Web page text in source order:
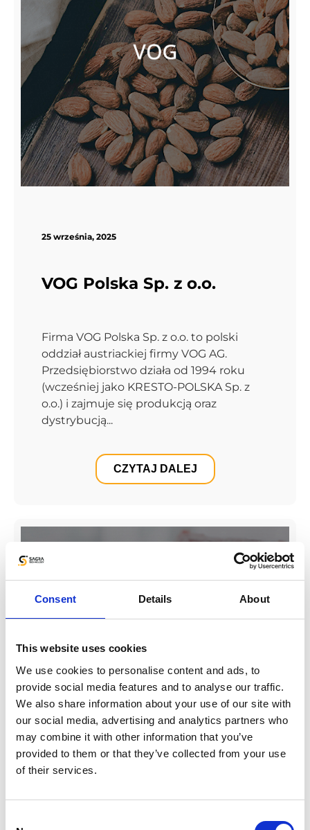
Consent Details About
This website uses cookies
We use cookies to personalise content and ads, to
provide social media features and to analyse our traffic.
We also share information about your use of our site with
our social media, advertising and analytics partners who
may combine it with other information that you’ve
provided to them or that they’ve collected from your use
of their services.
CZYTAJ DALEJ
25 września, 2025
VOG Polska Sp. z o.o.
Firma VOG Polska Sp. z o.o. to polski
oddział austriackiej firmy VOG AG.
Przedsiębiorstwo działa od 1994 roku
(wcześniej jako KRESTO-POLSKA Sp. z
o.o.) i zajmuje się produkcją oraz
dystrybucją...